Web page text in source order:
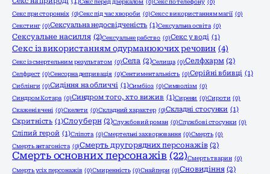
Секс перед дзеркалом (0)Секс по телефону (0)
Секс при сторонніх (0)Секс під час хвороби (0)Секс с використанням магії (0)
Секстинг (0)Сексуальна недосвідченість (1)Сексуальна освіта (0)
Сексуальне насилля (2)Сексуальне рабство (0)Секс у воді (1)
Секс із використанням одурманюючих речовин (4)
Секс із смертельним результатом (0)Села (2)Селища (0)Селфхарм (2)
Селфцест (0)Сенсорна депривація (0)Сентиментальність (0)Серійні вбивці (1)
Сиблінги (0)Сидіння на обличчі (1)Симбіоз (0)Символізм (0)
Синдром Котара (0)Синдром того, хто вижив (1)Сирени (0)Сироти (0)
Скажені вчені (0)Скелети (0)Складний характер (0)Складні стосунки (1)
Скритність (1)Слоуберн (2)Службовий роман (0)Службові стосунки (0)
Сліпий герой (1)Сліпота (0)Смертельні захворювання (0)Смерть (0)
Смерть антагоніста (0)Смерть другорядних персонажів (2)
Смерть основних персонажів (22)Смерть тварин (0)
Смерть усіх персонажів (0)Смиренність (0)Снайпери (0)Сновидіння (2)